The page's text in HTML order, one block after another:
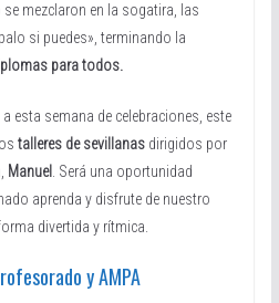
mezclaron en la sogatira, las
si puedes», terminando la
para todos.
esta semana de celebraciones, este
talleres de sevillanasdirigidos por
Manuel. Será una oportunidad
aprenda y disfrute de nuestro
divertida y rítmica.
y AMPA